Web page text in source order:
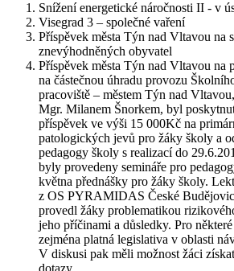
Snížení energetické náročnosti II - v
Visegrad 3 – společné vaření
Příspěvek města Týn nad Vltavou na
znevýhodněných obyvatel
Příspěvek města Týn nad Vltavou na
na částečnou úhradu provozu
pracoviště – městem Týn nad
Mgr. Milanem Šnorkem, byl
příspěvek ve výši 15 000Kč na
patologických jevů pro žáky školy a
pedagogy školy s realizací do
byly provedeny semináře pro
května přednášky pro žáky školy.
z OS PYRAMIDAS České
provedl žáky problematikou
jeho příčinami a důsledky. Pro
zejména platná legislativa v oblasti
V diskusi pak měli možnost žáci